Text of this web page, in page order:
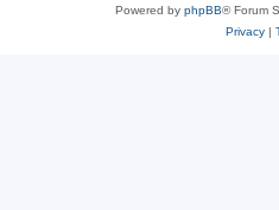
Powered by phpBB® Forum
Privacy|